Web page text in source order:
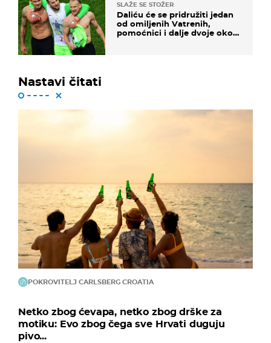
SLAŽE SE STOŽER
Daliću će se pridružiti jedan
od omiljenih Vatrenih,
pomoćnici i dalje dvoje oko
Nastavi čitati
POKROVITELJ CARLSBERG CROATIA
Netko zbog ćevapa, netko zbog drške za
motiku: Evo zbog čega sve Hrvati duguju
pivo...